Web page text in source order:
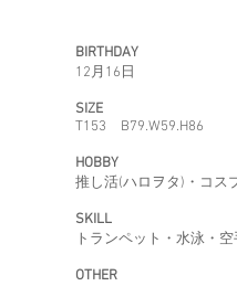
BIRTHDAY
12月16日
SIZE
T153 B79.W59.H86
HOBBY
推し活(ハロヲタ)・コス
SKILL
トランペット・水泳・
OTHER